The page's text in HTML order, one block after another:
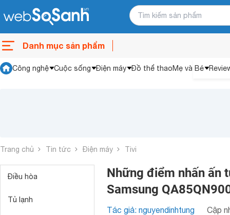
Danh mục sản phẩm
Công nghệ Cuộc sống Điện máy Đồ thể thaoMẹ và Bé
Trang chủ Tin tức Điện máy Tivi
Điều hòa
Tủ lạnh
Những điểm nhấn ấn
Samsung
Tác giả: nguyendinhtung Cập